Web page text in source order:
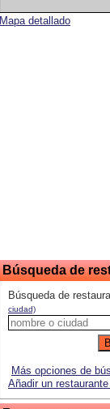
Mapa detallado
Búsqueda de
Búsqueda de
ciudad)
Más opciones de
Añadir un